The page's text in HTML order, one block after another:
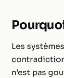
Les
n’est pas